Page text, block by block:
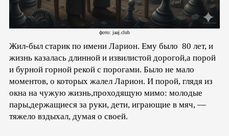
фото: jaaj.club
Жил-был старик по имени Ларион. Ему было 80 лет, и
жизнь казалась длинной и извилистой дорогой,а порой
и бурной горной рекой с порогами. Было не мало
моментов, о которых жалел Ларион. И порой, глядя из
окна на чужую жизнь,проходящую мимо: молодые
пары,держащиеся за руки, дети, играющие в мяч, —
тяжело вздыхал, думая о своей.